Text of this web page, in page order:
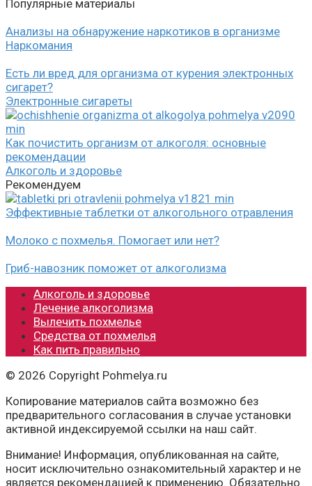
Популярные материалы
Анализы на обнаружение наркотиков в организме
Наркомания
Есть ли вред для организма от курения электронных
сигарет?
Электронные сигареты
Как почистить организм от алкоголя: основные
рекомендации
Алкоголь и здоровье
Рекомендуем
Эффективные таблетки от алкогольного отравления
Молоко с похмелья. Помогает или нет?
Гриб-навозник поможет от алкоголизма
Алкоголь и здоровье
Лечение алкоголизма
Вылечить похмелье
Средства от похмелья
Как пить правильно
© 2026 Copyright Pohmelya.ru
Копирование материалов сайта возможно без
предварительного согласования в случае установки
активной индексируемой ссылки на наш сайт.
Внимание! Информация, опубликованная на сайте,
носит исключительно ознакомительный характер и не
является рекомендацией к применению. Обязательно